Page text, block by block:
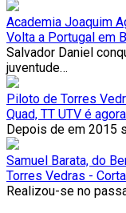
Academia Joaquim
Volta a Portugal em
Salvador Daniel
juventude…
Piloto de Torres
Quad, TT UTV é
Depois de em 2015
Samuel Barata, do
Torres Vedras -
Realizou-se no